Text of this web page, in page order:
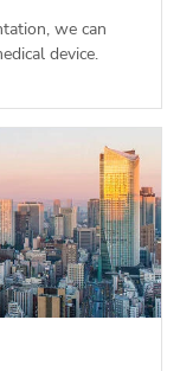
we can
device.